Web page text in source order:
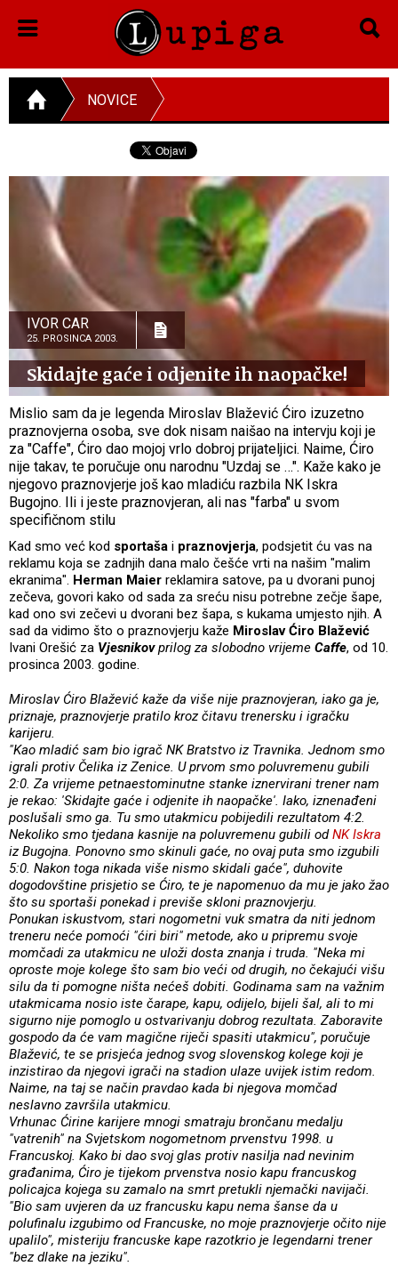
NOVICE
IVOR CAR
25. PROSINCA 2003.
Skidajte gaće i odjenite ih naopačke!
Mislio sam da je legenda Miroslav Blažević Ćiro izuzetno
praznovjerna osoba, sve dok nisam naišao na intervju koji je
za "Caffe", Ćiro dao mojoj vrlo dobroj prijateljici. Naime, Ćiro
nije takav, te poručuje onu narodnu "Uzdaj se …". Kaže kako je
njegovo praznovjerje još kao mladiću razbila NK Iskra
Bugojno. Ili i jeste praznovjeran, ali nas "farba" u svom
specifičnom stilu
Kad smo već kod sportaša i praznovjerja, podsjetit ću vas na
reklamu koja se zadnjih dana malo češće vrti na našim "malim
ekranima". Herman Maier reklamira satove, pa u dvorani punoj
zečeva, govori kako od sada za sreću nisu potrebne zečje šape,
kad ono svi zečevi u dvorani bez šapa, s kukama umjesto njih. A
sad da vidimo što o praznovjerju kaže Miroslav Ćiro Blažević
Ivani Orešić za Vjesnikovprilog za slobodno vrijeme Caffe, od 10.
prosinca 2003. godine.
Miroslav Ćiro Blažević kaže da više nije praznovjeran, iako ga je,
priznaje, praznovjerje pratilo kroz čitavu trenersku i igračku
karijeru.
"Kao mladić sam bio igrač NK Bratstvo iz Travnika. Jednom smo
igrali protiv Čelika iz Zenice. U prvom smo poluvremenu gubili
2:0. Za vrijeme petnaestominutne stanke iznervirani trener nam
je rekao: 'Skidajte gaće i odjenite ih naopačke'. Iako, iznenađeni
poslušali smo ga. Tu smo utakmicu pobijedili rezultatom 4:2.
Nekoliko smo tjedana kasnije na poluvremenu gubili odNK Iskra
iz Bugojna. Ponovno smo skinuli gaće, no ovaj puta smo izgubili
5:0. Nakon toga nikada više nismo skidali gaće", duhovite
dogodovštine prisjetio se Ćiro, te je napomenuo da mu je jako žao
što su sportaši ponekad i previše skloni praznovjerju.
Ponukan iskustvom, stari nogometni vuk smatra da niti jednom
treneru neće pomoći "ćiri biri" metode, ako u pripremu svoje
momčadi za utakmicu ne uloži dosta znanja i truda. "Neka mi
oproste moje kolege što sam bio veći od drugih, no čekajući višu
silu da ti pomogne ništa nećeš dobiti. Godinama sam na važnim
utakmicama nosio iste čarape, kapu, odijelo, bijeli šal, ali to mi
sigurno nije pomoglo u ostvarivanju dobrog rezultata. Zaboravite
gospodo da će vam magične riječi spasiti utakmicu", poručuje
Blažević, te se prisjeća jednog svog slovenskog kolege koji je
inzistirao da njegovi igrači na stadion ulaze uvijek istim redom.
Naime, na taj se način pravdao kada bi njegova momčad
neslavno završila utakmicu.
Vrhunac Ćirine karijere mnogi smatraju brončanu medalju
"vatrenih" na Svjetskom nogometnom prvenstvu 1998. u
Francuskoj. Kako bi dao svoj glas protiv nasilja nad nevinim
građanima, Ćiro je tijekom prvenstva nosio kapu francuskog
policajca kojega su zamalo na smrt pretukli njemački navijači.
"Bio sam uvjeren da uz francusku kapu nema šanse da u
polufinalu izgubimo od Francuske, no moje praznovjerje očito nije
upalilo", misteriju francuske kape razotkrio je legendarni trener
"bez dlake na jeziku".